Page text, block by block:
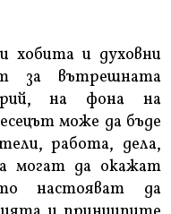
хобита и духовни
за вътрешната
на фона на
може да бъде
работа, дела,
могат да окажат
настояват да